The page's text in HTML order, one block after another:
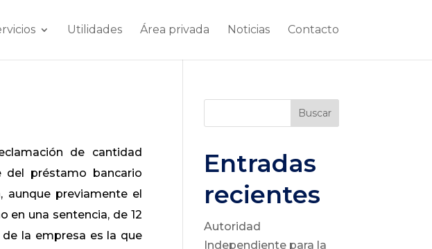
Utilidades Área privada Noticias Contacto
de cantidad
préstamo bancario
aunque previamente el
en una sentencia, de 12
la empresa es la que
Buscar
Entradas
recientes
Autoridad
Independiente para la